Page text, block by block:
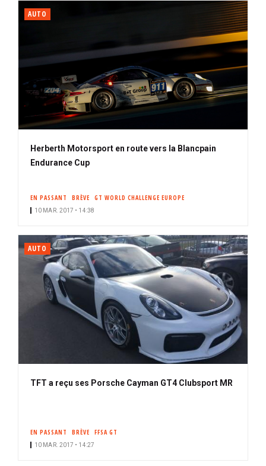
AUTO
Herberth Motorsport en route vers la Blancpain
Endurance Cup
EN PASSANT BRÈVE GT WORLD CHALLENGE EUROPE
10 MAR. 2017 • 14:38
AUTO
TFT a reçu ses Porsche Cayman GT4 Clubsport MR
EN PASSANT BRÈVE FFSA GT
10 MAR. 2017 • 14:27